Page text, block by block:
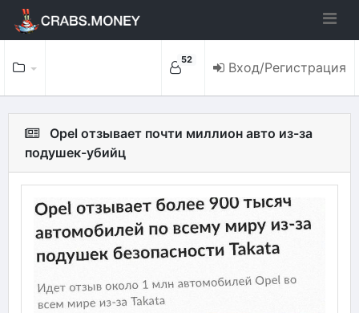
52 Вход/Регистрация
Opel отзывает почти миллион авто из-за
подушек-убийц